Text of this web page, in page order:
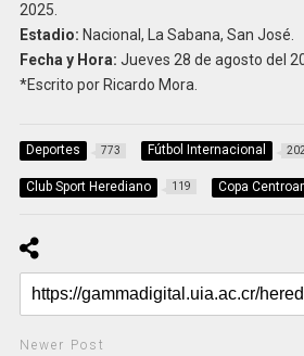
2025.
Estadio: Nacional, La Sabana, San José.
Fecha y Hora: Jueves 28 de agosto del
*Escrito por Ricardo Mora.
Deportes 773 Fútbol Internacional 202
Club Sport Herediano 119 Copa
Newer Post